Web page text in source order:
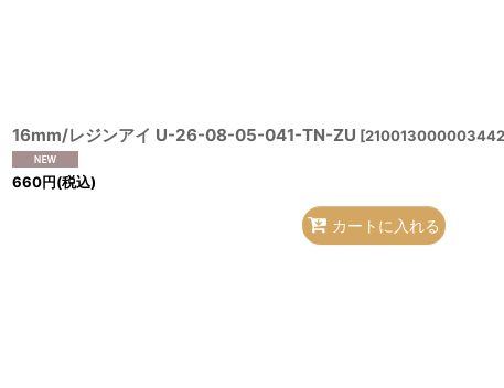
16mm/レジンアイ U-26-08-05-041-TN-ZU [
660円(税込)
カートに入れる